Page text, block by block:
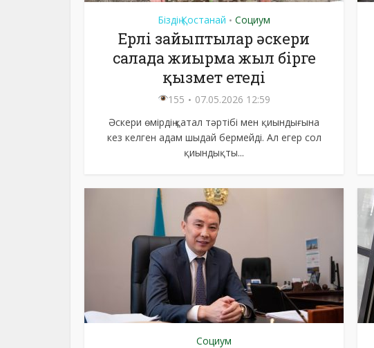
Біздің Қостанай • Социум
Ерлі зайыптылар әскери
салада жиырма жыл бірге
қызмет етеді
155
07.05.2026 12:59
Әскери өмірдің қатал тәртібі мен қиындығына
кез келген адам шыдай бермейді. Ал егер сол
қиындықты...
Социум